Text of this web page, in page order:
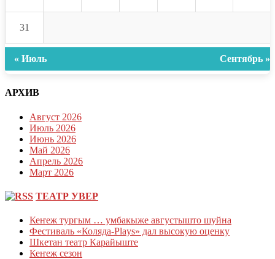
31
« Июль Сентябрь »
АРХИВ
Август 2026
Июль 2026
Июнь 2026
Май 2026
Апрель 2026
Март 2026
ТЕАТР УВЕР
Кеҥеж тургым … умбакыже августышто шуйна
Фестиваль «Коляда-Plays» дал высокую оценку
Шкетан театр Карайыште
Кеҥеж сезон